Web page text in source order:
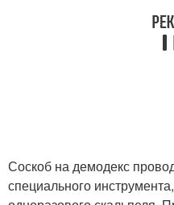
Соскоб на демодекс
специального